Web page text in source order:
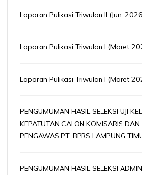
Laporan Pulikasi Triwulan II (Juni
Laporan Pulikasi Triwulan I (Maret
Laporan Pulikasi Triwulan I (Maret
PENGUMUMAN HASIL SELEKSI UJI
KEPATUTAN CALON KOMISARIS
PENGAWAS PT. BPRS LAMPUNG
PENGUMUMAN HASIL SELEKSI